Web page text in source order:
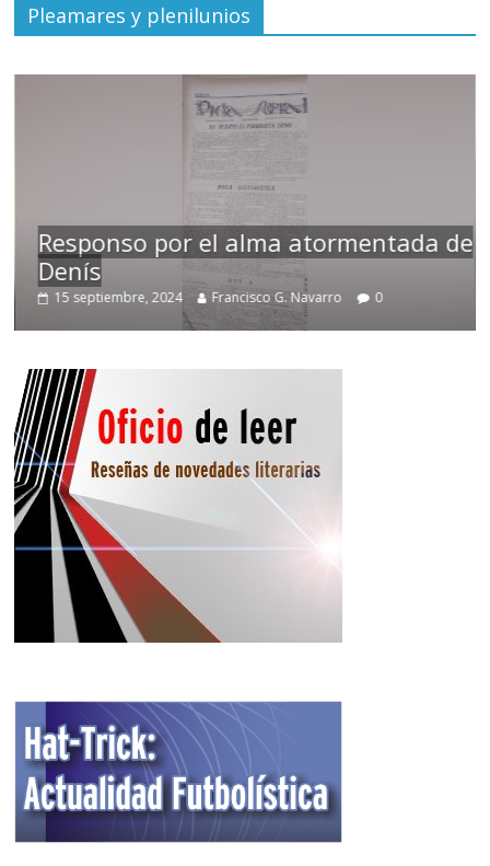
Pleamares y plenilunios
Responso por el alma atormentada de
Denís
15 septiembre, 2024 Francisco G. Navarro 0